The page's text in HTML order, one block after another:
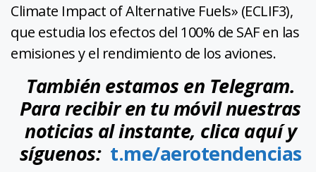
Climate Impact of Alternative Fuels» (ECLIF3),
que estudia los efectos del 100% de SAF en las
emisiones y el rendimiento de los aviones.
También estamos en Telegram.
Para recibir en tu móvil nuestras
noticias al instante, clica aquí y
síguenos: t.me/aerotendencias